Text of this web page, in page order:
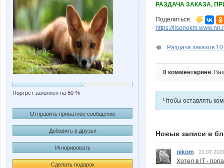
Портрет заполнен на 60 %
Отправить приватное сообщение
Добавить в друзья
Игнорировать
Сделать подарок
РАЗДАЧА ЗАКАЗА,
Поделиться:
https://
Раздача заказов
0 комментариев.
Чтобы оставлять
Новые записи в
nikom
Хотел в IT -